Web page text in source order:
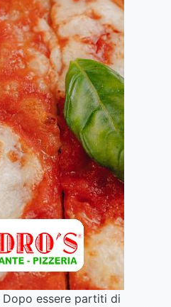
Dopo essere partiti di